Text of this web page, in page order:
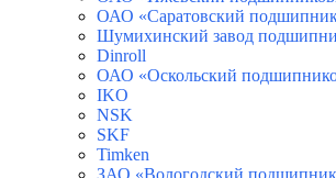
ОАО «Саратовский
Шумихинский завод
Dinroll
ОАО «Оскольский
IKO
NSK
SKF
Timken
ЗАО «Вологодский